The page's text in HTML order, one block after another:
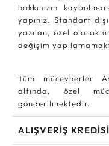
hakkınızın
yapınız. Standart
yazılan, özel olarak
değişim
Tüm mücevherler
altında, özel
gönderilmektedir.
ALIŞVERİŞ KREDİSİ